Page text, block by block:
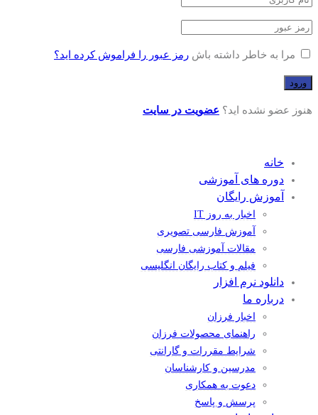
مرا به خاطر داشته باش رمز عبور را فراموش کرده اید؟
هنوز عضو نشده اید؟ عضویت در سایت
خانه
دوره های آموزشی
آموزش رایگان
اخبار به روز IT
آموزش فارسی تصویری
مقالات آموزشی فارسی
فیلم و کتاب رایگان انگلیسی
دانلود نرم افزار
درباره ما
اخبار فرزان
راهنمای محصولات فرزان
شرایط مقررات و گارانتی
مدرسین و کارشناسان
دعوت به همکاری
پرسش و پاسخ